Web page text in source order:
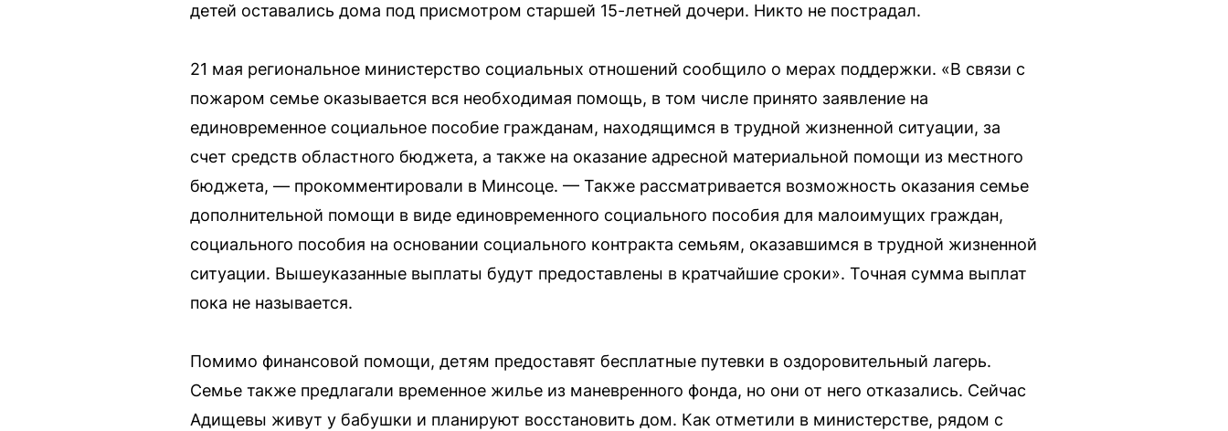
детей оставались дома под присмотром старшей 15-летней дочери. Никто не пострадал.
21 мая региональное министерство социальных отношений сообщило о мерах поддержки. «В связи с
пожаром семье оказывается вся необходимая помощь, в том числе принято заявление на
единовременное социальное пособие гражданам, находящимся в трудной жизненной ситуации, за
счет средств областного бюджета, а также на оказание адресной материальной помощи из местного
бюджета, — прокомментировали в Минсоце. — Также рассматривается возможность оказания семье
дополнительной помощи в виде единовременного социального пособия для малоимущих граждан,
социального пособия на основании социального контракта семьям, оказавшимся в трудной жизненной
ситуации. Вышеуказанные выплаты будут предоставлены в кратчайшие сроки». Точная сумма выплат
пока не называется.
Помимо финансовой помощи, детям предоставят бесплатные путевки в оздоровительный лагерь.
Семье также предлагали временное жилье из маневренного фонда, но они от него отказались. Сейчас
Адищевы живут у бабушки и планируют восстановить дом. Как отметили в министерстве, рядом с